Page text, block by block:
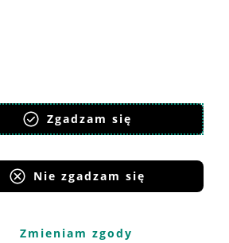
Zgadzam się
Nie zgadzam się
Zmieniam zgody